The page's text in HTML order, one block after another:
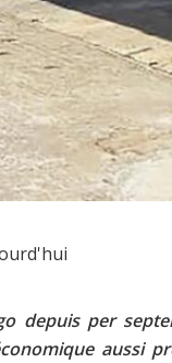
depuis per
aussi